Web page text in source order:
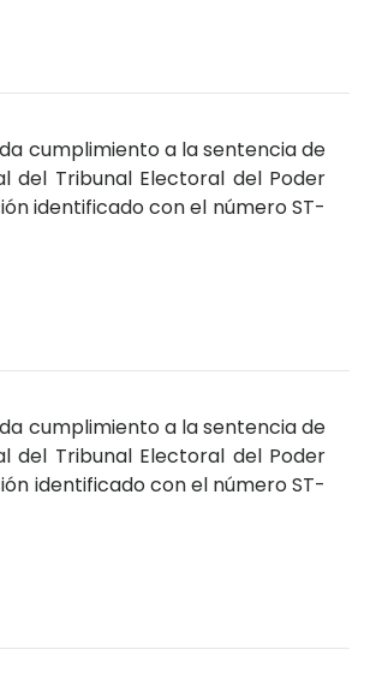
cumplimiento a la sentencia de
del Tribunal Electoral del Poder
identificado con el número ST-
cumplimiento a la sentencia de
del Tribunal Electoral del Poder
identificado con el número ST-